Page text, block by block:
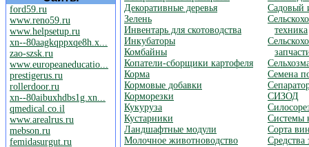
ford59.ru
www.reno59.ru
www.helpsetup.ru
xn--80aagkqppxqe8h.x...
zao-szsk.ru
www.europeaneducatio...
prestigerus.ru
rollerdoor.ru
xn--80aibuxhdbs1g.xn...
qmedical.co.il
www.arealrus.ru
mebson.ru
femidasurgut.ru
Декоративные деревья
Зелень
Инвентарь для скотоводства
Инкубаторы
Комбайны
Копатели-сборщики картофеля
Корма
Кормовые добавки
Корморезки
Кукуруза
Кустарники
Ландшафтные модули
Молочное животноводство
Садовый
техника
Семена
СИЗОД
Системы
Сорта